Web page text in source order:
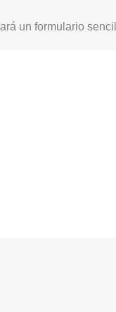
un formulario